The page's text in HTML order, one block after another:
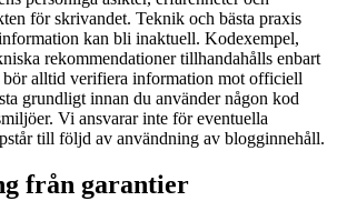
för skrivandet. Teknik och bästa praxis
kan bli inaktuell. Kodexempel,
rekommendationer tillhandahålls enbart
alltid verifiera information mot officiell
grundligt innan du använder någon kod
Vi ansvarar inte för eventuella
till följd av användning av blogginnehåll.
från garantier